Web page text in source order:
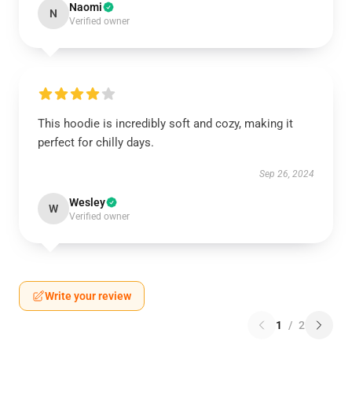
N Naomi
Verified owner
This hoodie is incredibly soft and cozy, making it
perfect for chilly days.
Sep 26, 2024
W Wesley
Verified owner
Write your review
1 / 2